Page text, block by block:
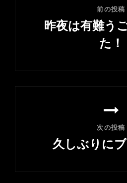
シ
ョ
前の投稿
昨夜は有難う
た！
の
次の投稿
久しぶりに
の